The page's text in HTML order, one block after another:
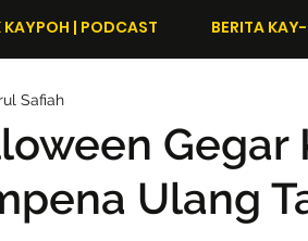
KAYPOH | PODCAST BERITA
Gegar
Ulang
Safiah